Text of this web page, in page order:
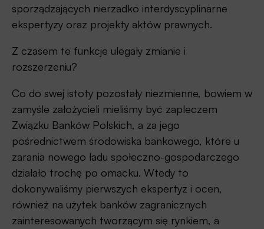
sporządzających nierzadko interdyscyplinarne
ekspertyzy oraz projekty aktów prawnych.
Z czasem te funkcje ulegały zmianie i
rozszerzeniu?
Co do swej istoty pozostały niezmienne, bowiem w
zamyśle założycieli mieliśmy być zapleczem
Związku Banków Polskich, a za jego
pośrednictwem środowiska bankowego, które u
zarania nowego ładu społeczno-gospodarczego
działało trochę po omacku. Wtedy to
dokonywaliśmy pierwszych ekspertyz i ocen,
również na użytek banków zagranicznych
zainteresowanych tworzącym się rynkiem, a